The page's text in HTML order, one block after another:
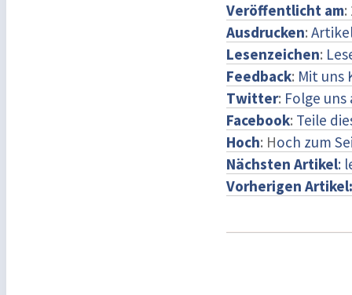
Veröffentlicht am:
Ausdrucken:
Lesenzeichen:
Feedback: Mit uns
Twitter: Folge
Facebook: Teile
Hoch: Hoch zum
Nächsten Artikel:
Vorherigen